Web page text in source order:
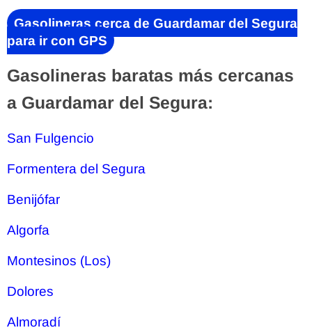
Gasolineras cerca de Guardamar del Segura
para ir con GPS
Gasolineras baratas más cercanas
a Guardamar del Segura:
San Fulgencio
Formentera del Segura
Benijófar
Algorfa
Montesinos (Los)
Dolores
Almoradí